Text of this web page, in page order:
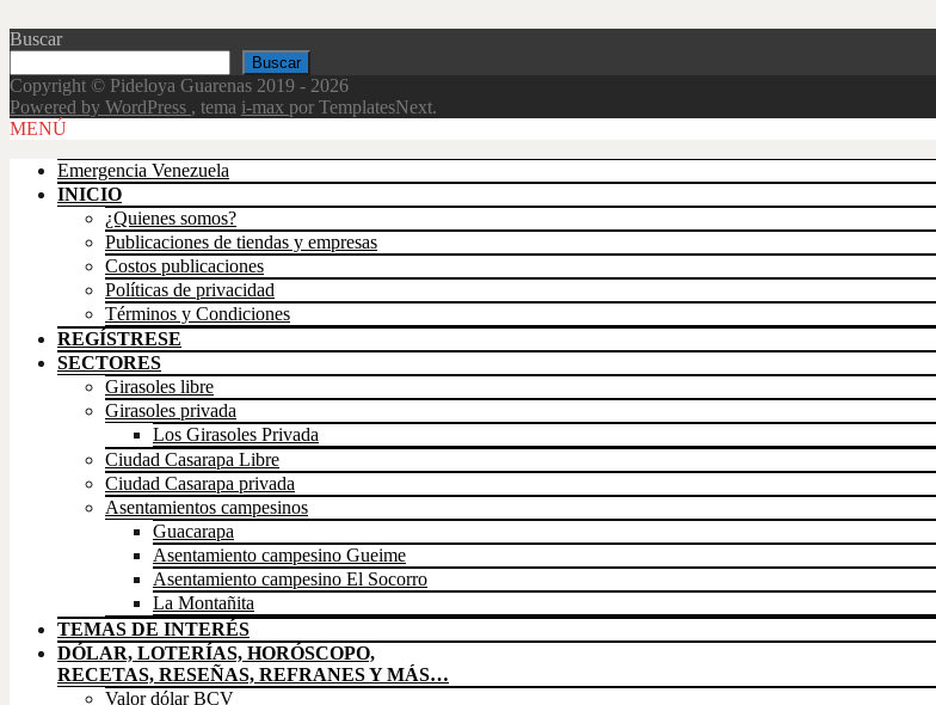
Buscar
Buscar
Copyright © Pideloya Guarenas 2019 - 2026
Powered by WordPress , tema i-max por TemplatesNext.
Scroll
MENÚ
Emergencia Venezuela
INICIO
¿Quienes somos?
Publicaciones de tiendas y empresas
Costos publicaciones
Políticas de privacidad
Términos y Condiciones
REGÍSTRESE
SECTORES
Girasoles libre
Girasoles privada
Los Girasoles Privada
Ciudad Casarapa Libre
Ciudad Casarapa privada
Asentamientos campesinos
Guacarapa
Asentamiento campesino Gueime
Asentamiento campesino El Socorro
La Montañita
TEMAS DE INTERÉS
DÓLAR, LOTERÍAS, HORÓSCOPO,
RECETAS, RESEÑAS, REFRANES Y MÁS…
Valor dólar BCV